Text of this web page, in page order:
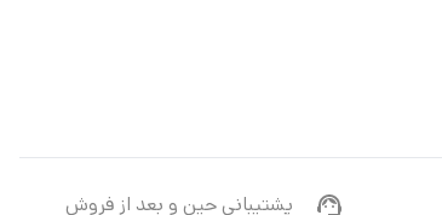
پشتیبانی حین و بعد از فروش